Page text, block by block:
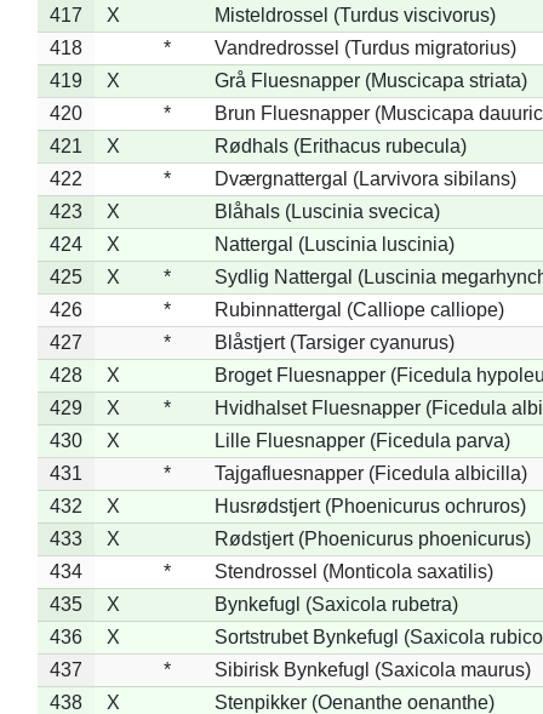
417
X
Misteldrossel (Turdus viscivorus)
418
*
Vandredrossel (Turdus migratorius)
419
X
Grå Fluesnapper (Muscicapa striata)
420
*
Brun Fluesnapper (Muscicapa
421
X
Rødhals (Erithacus rubecula)
422
*
Dværgnattergal (Larvivora sibilans)
423
X
Blåhals (Luscinia svecica)
424
X
Nattergal (Luscinia luscinia)
425
X *
Sydlig Nattergal (Luscinia
426
*
Rubinnattergal (Calliope calliope)
427
*
Blåstjert (Tarsiger cyanurus)
428
X
Broget Fluesnapper (Ficedula
429
X *
Hvidhalset Fluesnapper (Ficedula
430
X
Lille Fluesnapper (Ficedula parva)
431
*
Tajgafluesnapper (Ficedula albicilla)
432
X
Husrødstjert (Phoenicurus ochruros)
433
X
Rødstjert (Phoenicurus phoenicurus)
434
*
Stendrossel (Monticola saxatilis)
435
X
Bynkefugl (Saxicola rubetra)
436
X
Sortstrubet Bynkefugl (Saxicola
437
*
Sibirisk Bynkefugl (Saxicola maurus)
438
X
Stenpikker (Oenanthe oenanthe)